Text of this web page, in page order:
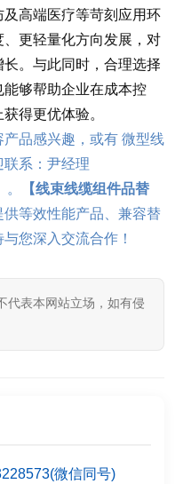
高端医疗等苛刻应用环
更轻量化方向发展，对
。与此同时，合理选择
够帮助企业在成本控
得更优体验。
品感兴趣，或有 微型线
系：尹经理
。
【线束线缆组件品替
等效性能产品、兼容替
您深入交流合作！
代表本网站立场，如有侵
微信同号)